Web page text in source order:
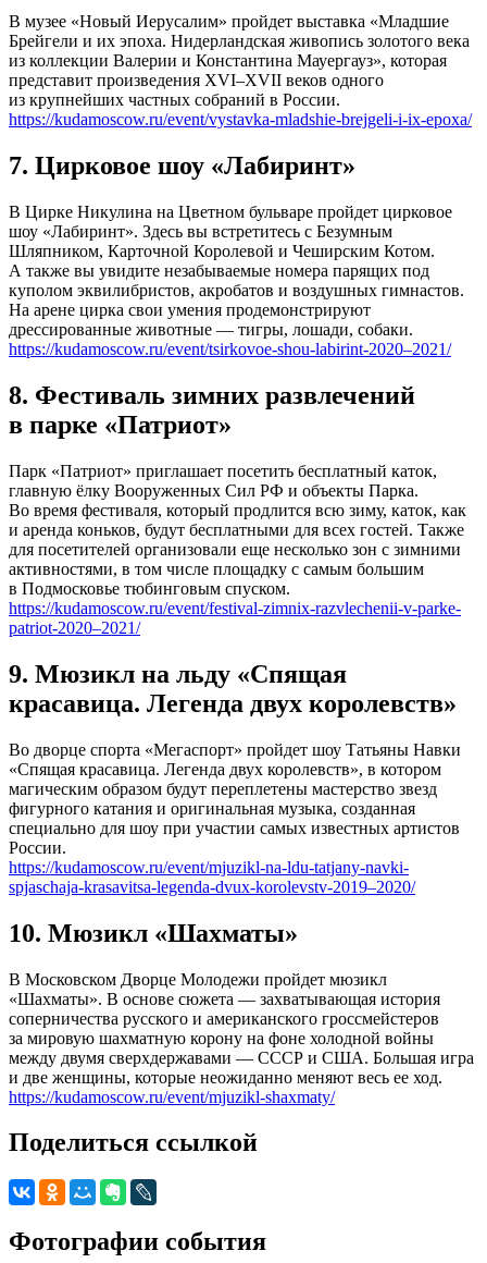
В музее «Новый Иерусалим» пройдет выставка «Младшие
Брейгели и их эпоха. Нидерландская живопись золотого века
из коллекции Валерии и Константина Мауергауз», которая
представит произведения XVI–XVII веков одного
из крупнейших частных собраний в России.
https://kudamoscow.ru/event/vystavka-mladshie-brejgeli-i-ix-epoxa/
7. Цирковое шоу «Лабиринт»
В Цирке Никулина на Цветном бульваре пройдет цирковое
шоу «Лабиринт». Здесь вы встретитесь с Безумным
Шляпником, Карточной Королевой и Чеширским Котом.
А также вы увидите незабываемые номера парящих под
куполом эквилибристов, акробатов и воздушных гимнастов.
На арене цирка свои умения продемонстрируют
дрессированные животные — тигры, лошади, собаки.
https://kudamoscow.ru/event/tsirkovoe-shou-labirint-2020–2021/
8. Фестиваль зимних развлечений
в парке «Патриот»
Парк «Патриот» приглашает посетить бесплатный каток,
главную ёлку Вооруженных Сил РФ и объекты Парка.
Во время фестиваля, который продлится всю зиму, каток, как
и аренда коньков, будут бесплатными для всех гостей. Также
для посетителей организовали еще несколько зон с зимними
активностями, в том числе площадку с самым большим
в Подмосковье тюбинговым спуском.
https://kudamoscow.ru/event/festival-zimnix-razvlechenii-v-parke-
patriot-2020–2021/
9. Мюзикл на льду «Спящая
красавица. Легенда двух королевств»
Во дворце спорта «Мегаспорт» пройдет шоу Татьяны Навки
«Спящая красавица. Легенда двух королевств», в котором
магическим образом будут переплетены мастерство звезд
фигурного катания и оригинальная музыка, созданная
специально для шоу при участии самых известных артистов
России.
https://kudamoscow.ru/event/mjuzikl-na-ldu-tatjany-navki-
spjaschaja-krasavitsa-legenda-dvux-korolevstv-2019–2020/
10. Мюзикл «Шахматы»
В Московском Дворце Молодежи пройдет мюзикл
«Шахматы». В основе сюжета — захватывающая история
соперничества русского и американского гроссмейстеров
за мировую шахматную корону на фоне холодной войны
между двумя сверхдержавами — СССР и США. Большая игра
и две женщины, которые неожиданно меняют весь ее ход.
https://kudamoscow.ru/event/mjuzikl-shaxmaty/
Поделиться ссылкой
Фотографии события